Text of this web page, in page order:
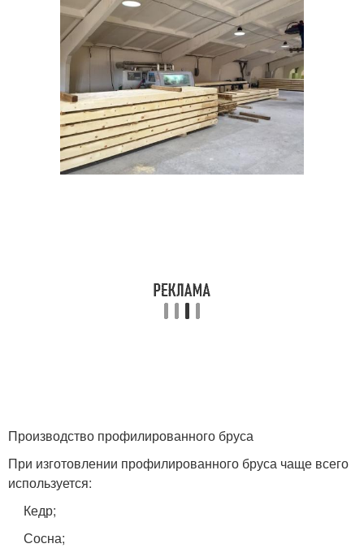
Производство профилированного бруса
При изготовлении профилированного бруса чаще всего
используется:
Кедр;
Сосна;